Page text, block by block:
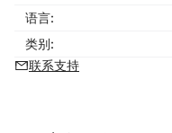
语言:
类别:
联系支持